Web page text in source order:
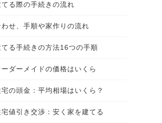
る際の手続きの流れ
せ、手順や家作りの流れ
る手続きの方法16つの手順
ダーメイドの価格はいくら
の頭金：平均相場はいくら？
値引き交渉：安く家を建てる